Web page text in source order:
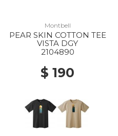
Montbell
PEAR SKIN COTTON TEE
VISTA DGY
2104890
$ 190